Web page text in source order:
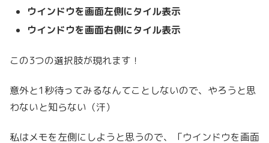
ウインドウを画面左側にタイル表示
ウインドウを画面右側にタイル表示
この3つの選択肢が現れます！
意外と1秒待ってみるなんてことしないので、やろうと思
わないと知らない（汗）
私はメモを左側にしようと思うので、「ウインドウを画面